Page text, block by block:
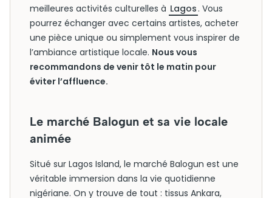
meilleures activités culturelles à Lagos . Vous
pourrez échanger avec certains artistes, acheter
une pièce unique ou simplement vous inspirer de
l’ambiance artistique locale. Nous vous
recommandons de venir tôt le matin pour
éviter l’affluence.
Le marché Balogun et sa vie locale
animée
Situé sur Lagos Island, le marché Balogun est une
véritable immersion dans la vie quotidienne
nigériane. On y trouve de tout : tissus Ankara,